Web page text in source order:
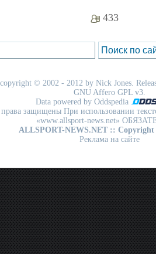
433
copyright © 2002 - 2012 by Nick Jones.
GNU Affero GPL v3.
Data powered by Oddspedia
защищены При использовании
«www.allsport-news.net»
ALLSPORT-NEWS.NET :: Copyright
Реклама на сайте